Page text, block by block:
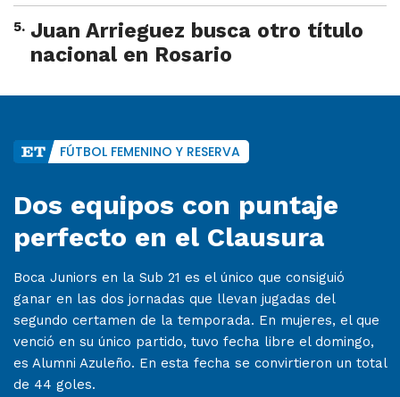
5. Juan Arrieguez busca otro título
nacional en Rosario
FÚTBOL FEMENINO Y RESERVA
Dos equipos con puntaje
perfecto en el Clausura
Boca Juniors en la Sub 21 es el único que consiguió
ganar en las dos jornadas que llevan jugadas del
segundo certamen de la temporada. En mujeres, el que
venció en su único partido, tuvo fecha libre el domingo,
es Alumni Azuleño. En esta fecha se convirtieron un total
de 44 goles.